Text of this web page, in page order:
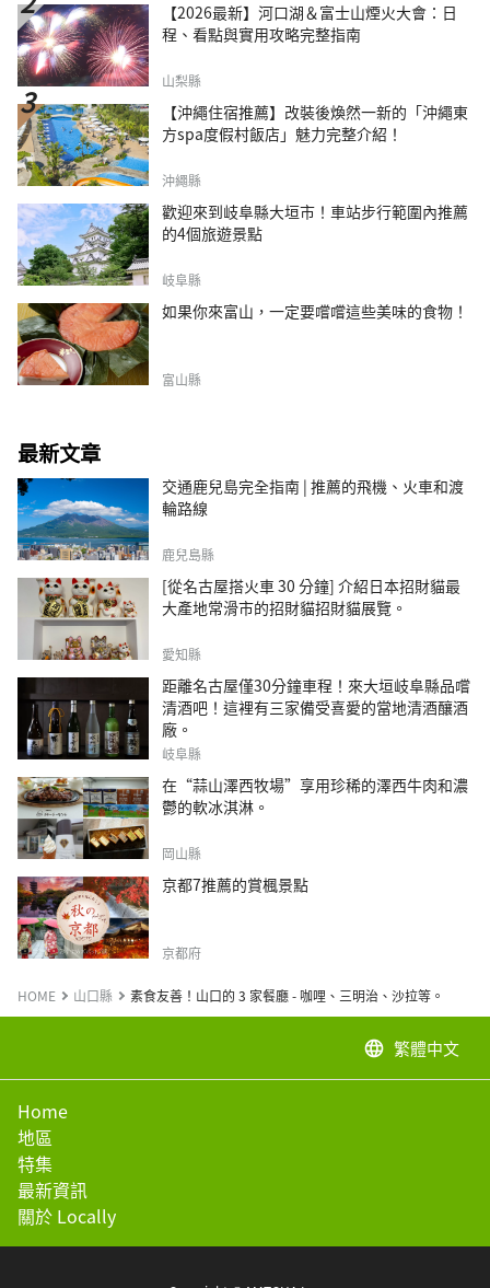
【2026最新】河口湖＆富士山煙火大會：日
程、看點與實用攻略完整指南
山梨縣
【沖繩住宿推薦】改裝後煥然一新的「沖繩東
方spa度假村飯店」魅力完整介紹！
沖繩縣
歡迎來到岐阜縣大垣市！車站步行範圍內推薦
的4個旅遊景點
岐阜縣
如果你來富山，一定要嚐嚐這些美味的食物！
富山縣
最新文章
交通鹿兒島完全指南 | 推薦的飛機、火車和渡
輪路線
鹿兒島縣
[從名古屋搭火車 30 分鐘] 介紹日本招財貓最
大產地常滑市的招財貓招財貓展覽。
愛知縣
距離名古屋僅30分鐘車程！來大垣岐阜縣品嚐
清酒吧！這裡有三家備受喜愛的當地清酒釀酒
廠。
岐阜縣
在“蒜山澤西牧場”享用珍稀的澤西牛肉和濃
鬱的軟冰淇淋。
岡山縣
京都7推薦的賞楓景點
京都府
HOME 山口縣 素食友善！山口的 3 家餐廳 - 咖哩、三明治、沙拉等。
language 繁體中文
Home
地區
特集
最新資訊
關於 Locally